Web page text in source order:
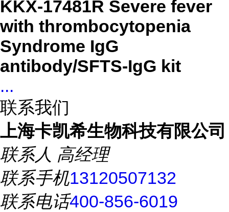
KKX-17481R Severe fever
with thrombocytopenia
Syndrome IgG
antibody/SFTS-IgG kit
...
联系我们
上海卡凯希生物科技有限公司
联系人 高经理
联系手机13120507132
联系电话400-856-6019